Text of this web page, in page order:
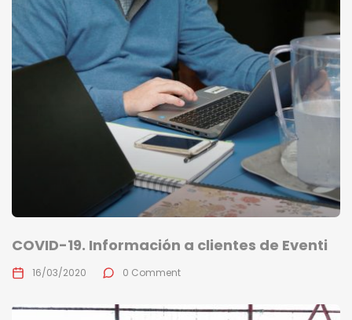
COVID-19. Información a clientes de Eventi
16/03/2020 0 Comment